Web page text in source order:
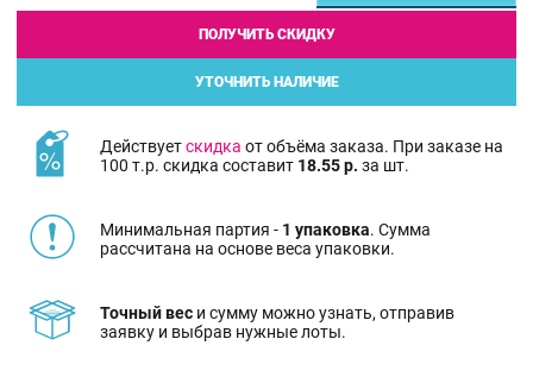
ПОЛУЧИТЬ СКИДКУ
УТОЧНИТЬ НАЛИЧИЕ
Действуетскидка от объёма заказа. При заказе на
100 т.р. скидка составит 18.55 р. за шт.
Минимальная партия - 1 упаковка. Сумма
рассчитана на основе веса упаковки.
Точный вес и сумму можно узнать, отправив
заявку и выбрав нужные лоты.